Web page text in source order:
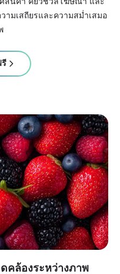
ามเสถียรและความสม่ำเสมอ
คล้องระหว่างภาพ